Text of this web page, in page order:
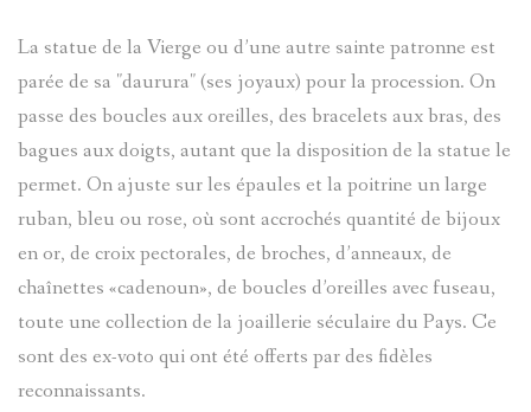
La statue de la Vierge ou d’une autre sainte patronne est
parée de sa "daurura" (ses joyaux) pour la procession. On
passe des boucles aux oreilles, des bracelets aux bras, des
bagues aux doigts, autant que la disposition de la statue le
permet. On ajuste sur les épaules et la poitrine un large
ruban, bleu ou rose, où sont accrochés quantité de bijoux
en or, de croix pectorales, de broches, d’anneaux, de
chaînettes «cadenoun», de boucles d’oreilles avec fuseau,
toute une collection de la joaillerie séculaire du Pays. Ce
sont des ex-voto qui ont été offerts par des fidèles
reconnaissants.